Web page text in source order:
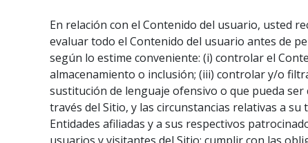
En relación con el Contenido del usuario, usted
evaluar todo el Contenido del usuario antes de
según lo estime conveniente: (i) controlar el
almacenamiento o inclusión; (iii) controlar y/o
sustitución de lenguaje ofensivo o que pueda ser
través del Sitio, y las circunstancias relativas a su
Entidades afiliadas y a sus respectivos
usuarios y visitantes del Sitio; cumplir con las